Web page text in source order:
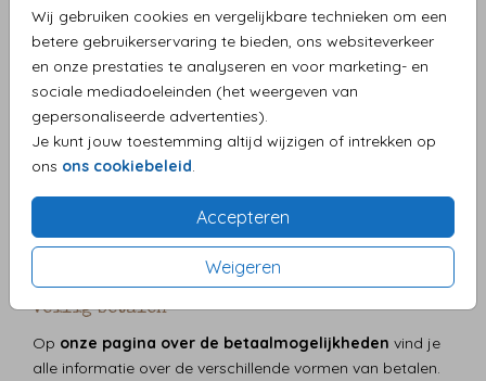
Wij gebruiken cookies en vergelijkbare technieken om een
betere gebruikerservaring te bieden, ons websiteverkeer
en onze prestaties te analyseren en voor marketing- en
sociale mediadoeleinden (het weergeven van
gepersonaliseerde advertenties).
Je kunt jouw toestemming altijd wijzigen of intrekken op
ons ons cookiebeleid.
Accepteren
Weigeren
Een aantal zaken zijn echter je eigen verantwoordelijkheid.
Daarmee bedoelen we de kwaliteit van de eventuele foto
of beeldmateriaal dat je zelf hebt geupload, de juistheid
van het adres van de bestelling en de teksten die je zelf
op de kaartjes hebt aangebracht, of bent vergeten aan te
passen. Voor deze onderdelen is Liefs van Anet niet
verantwoordelijk.
Verzending en klachten over verzending
Meer informatie over verzending en klachten over
verzending vind je op onzepagina over bezorging
Veilig betalen
Op onze pagina over de betaalmogelijkheden vind je
alle informatie over de verschillende vormen van betalen.